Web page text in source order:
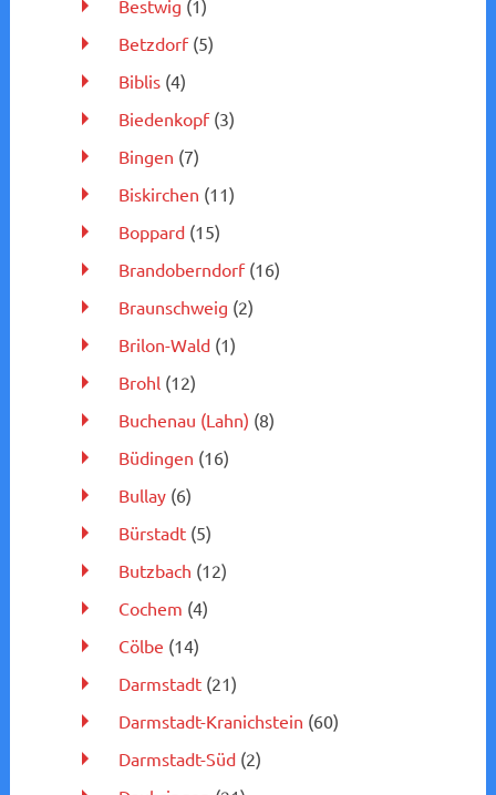
Bestwig (1)
Betzdorf(5)
Biblis(4)
Biedenkopf(3)
Bingen (7)
Biskirchen (11)
Boppard(15)
Brandoberndorf(16)
Braunschweig (2)
Brilon-Wald(1)
Brohl(12)
Buchenau (Lahn) (8)
Büdingen (16)
Bullay(6)
Bürstadt(5)
Butzbach (12)
Cochem (4)
Cölbe (14)
Darmstadt(21)
Darmstadt-Kranichstein (60)
Darmstadt-Süd(2)